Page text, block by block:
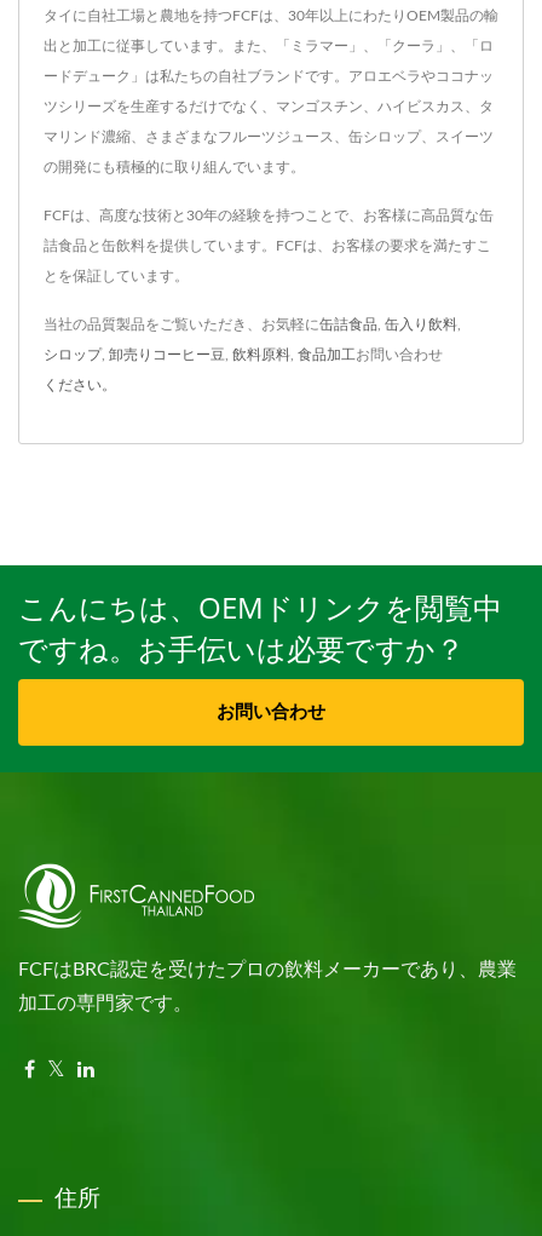
タイに自社工場と農地を持つFCFは、30年以上にわたりOEM製品の輸
出と加工に従事しています。また、「ミラマー」、「クーラ」、「ロ
ードデューク」は私たちの自社ブランドです。アロエベラやココナッ
ツシリーズを生産するだけでなく、マンゴスチン、ハイビスカス、タ
マリンド濃縮、さまざまなフルーツジュース、缶シロップ、スイーツ
の開発にも積極的に取り組んでいます。
FCFは、高度な技術と30年の経験を持つことで、お客様に高品質な缶
詰食品と缶飲料を提供しています。FCFは、お客様の要求を満たすこ
とを保証しています。
当社の品質製品をご覧いただき、お気軽に缶詰食品 缶入り飲料
シロップ, 卸売りコーヒー豆 飲料原料 食品加工お問い合わせ
ください。
こんにちは、OEMドリンクを閲覧中
ですね。お手伝いは必要ですか？
お問い合わせ
FCFはBRC認定を受けたプロの飲料メーカーであり、農業
加工の専門家です。
住所